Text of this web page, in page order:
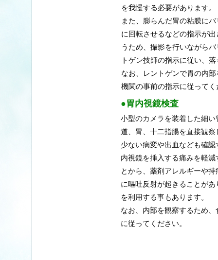
を我慢する必要があります。
また、膨らんだ胃の粘膜に
に回転させるなどの指示が
うため、撮影を行いながら
トゲン技師の指示に従い、
なお、レントゲンで胃の内
機関の事前の指示に従ってく
●胃内視鏡検査
小型のカメラを装着した細
道、胃、十二指腸を直接観
少ない病変や出血なども確
内視鏡を挿入する痛みを軽
とから、薬剤アレルギーや
に嘔吐反射が起きることが
を利用する事もあります。
なお、内部を観察するため
に従ってください。